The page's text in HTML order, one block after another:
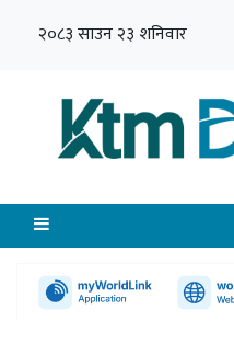
२०८३ साउन २३ शनिवार